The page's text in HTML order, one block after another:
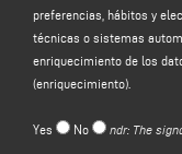
de mercado mediante
métodos de contacto
de correo electrónico,
instantánea, etc.); la base
letra a), del GDPR;
preferencias, hábitos y
técnicas o sistemas
enriquecimiento de los
(enriquecimiento).
Yes No ndr: The